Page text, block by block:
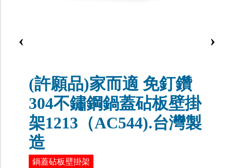
‹ ›
(許願品)家而適 免釘鑽
304不鏽鋼鍋蓋砧板壁掛
架1213（AC544).台灣製
造
鍋蓋砧板壁掛架